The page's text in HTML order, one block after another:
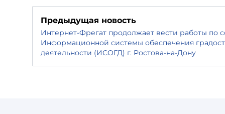
Предыдущая новость
Интернет-Фрегат продолжает вести работы по
Информационной системы обеспечения
деятельности (ИСОГД) г. Ростова-на-Дону